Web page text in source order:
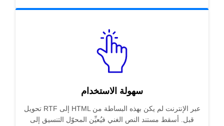
سهولة الاستخدام
تحويل RTF إلى HTML عبر الإنترنت لم يكن بهذه البساطة من
قبل. أسقط مستند النص الغني فيُعيِّن المحوّل التنسيق إلى